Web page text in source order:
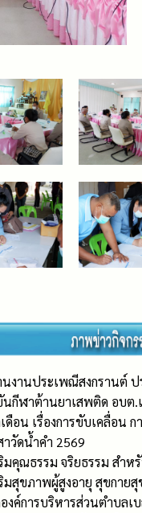
นงานประเพณีสงกรานต์
นกีฬาต้านยาเสพติด อบ
ดือน เรื่องการขับเคลื่อน
าวัดน้ำคำ 2569
ริมคุณธรรม จริยธรรม สำ
ริมสุขภาพผู้สูงอายุ สุขกา
งค์การบริหารส่วนตำบลเ